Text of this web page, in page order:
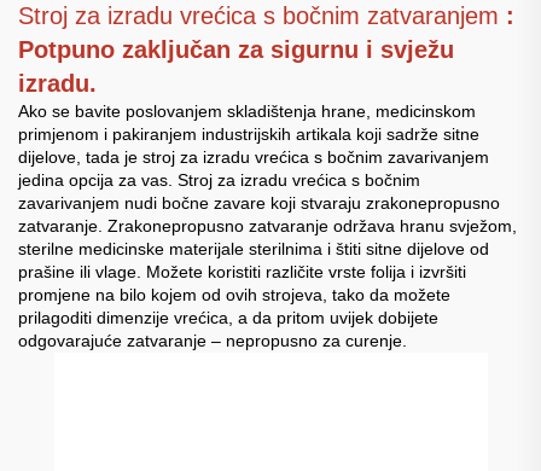
Stroj za izradu vrećica s bočnim zatvaranjem :
Potpuno zaključan za sigurnu i svježu
izradu.
Ako se bavite poslovanjem skladištenja hrane, medicinskom
primjenom i pakiranjem industrijskih artikala koji sadrže sitne
dijelove, tada je stroj za izradu vrećica s bočnim zavarivanjem
jedina opcija za vas. Stroj za izradu vrećica s bočnim
zavarivanjem nudi bočne zavare koji stvaraju zrakonepropusno
zatvaranje. Zrakonepropusno zatvaranje održava hranu svježom,
sterilne medicinske materijale sterilnima i štiti sitne dijelove od
prašine ili vlage. Možete koristiti različite vrste folija i izvršiti
promjene na bilo kojem od ovih strojeva, tako da možete
prilagoditi dimenzije vrećica, a da pritom uvijek dobijete
odgovarajuće zatvaranje – nepropusno za curenje.